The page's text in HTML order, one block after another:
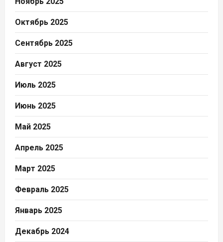
Октябрь 2025
Сентябрь 2025
Август 2025
Июль 2025
Июнь 2025
Май 2025
Апрель 2025
Март 2025
Февраль 2025
Январь 2025
Декабрь 2024